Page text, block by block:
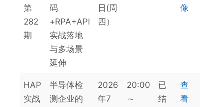
第
282
期
码
+RPA+API
实战落地
与多场景
延伸
日(周
四）
像
HAP
实战
半导体检
测企业的
2026
年7
20:00
～
已
结
查
看